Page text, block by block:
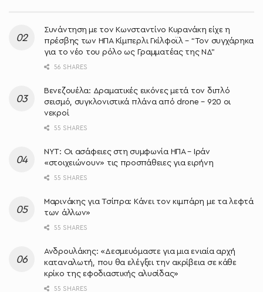
Συνάντηση με τον Κωνσταντίνο Κυρανάκη είχε η
πρέσβης των ΗΠΑ Κίμπερλι Γκίλφοϊλ – “Τον συγχάρηκα
για το νέο του ρόλο ως Γραμματέας της ΝΔ”
56 SHARES
Βενεζουέλα: Δραματικές εικόνες μετά τον διπλό
σεισμό, συγκλονιστικά πλάνα από drone – 920 οι
νεκροί
55 SHARES
NYT: Οι ασάφειες στη συμφωνία ΗΠΑ – Ιράν
«στοιχειώνουν» τις προσπάθειες για ειρήνη
55 SHARES
Μαρινάκης για Τσίπρα: Κάνει τον κιμπάρη με τα λεφτά
των άλλων»
55 SHARES
Ανδρουλάκης: «Δεσμευόμαστε για μια ενιαία αρχή
καταναλωτή, που θα ελέγξει την ακρίβεια σε κάθε
κρίκο της εφοδιαστικής αλυσίδας»
55 SHARES